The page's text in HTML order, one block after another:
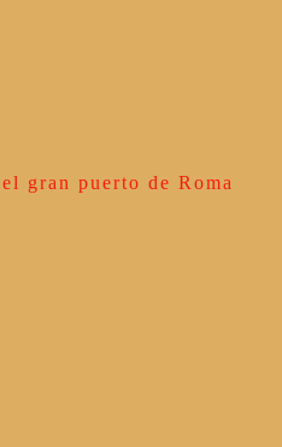
gran puerto de Roma